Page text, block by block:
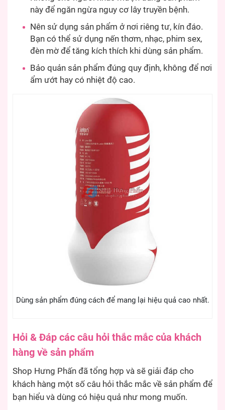
này để ngăn ngừa nguy cơ lây truyền bệnh.
Nên sử dụng sản phẩm ở nơi riêng tư, kín đáo.
Bạn có thể sử dụng nến thơm, nhạc, phim sex,
đèn mờ để tăng kích thích khi dùng sản phẩm.
Bảo quản sản phẩm đúng quy định, không để nơi
ẩm ướt hay có nhiệt độ cao.
Dùng sản phẩm đúng cách để mang lại hiệu quả cao nhất.
Hỏi & Đáp các câu hỏi thắc mắc của khách
hàng về sản phẩm
Shop Hưng Phấn đã tổng hợp và sẽ giải đáp cho
khách hàng một số câu hỏi thắc mắc về sản phẩm để
bạn hiểu và dùng có hiệu quả như mong muốn.